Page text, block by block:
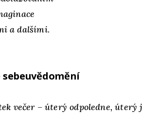
a dalšími.
večer – úterý odpoledne,